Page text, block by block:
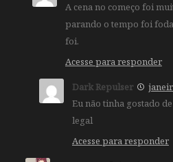
A cena no começo foi
parando o tempo foi
foi.
Acesse para responder
Dark Repulser
Eu não tinha gostado
legal
Acesse para responder